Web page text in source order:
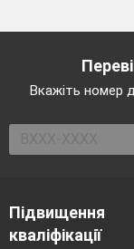
Вкажіть номер
Підвищення
кваліфікації